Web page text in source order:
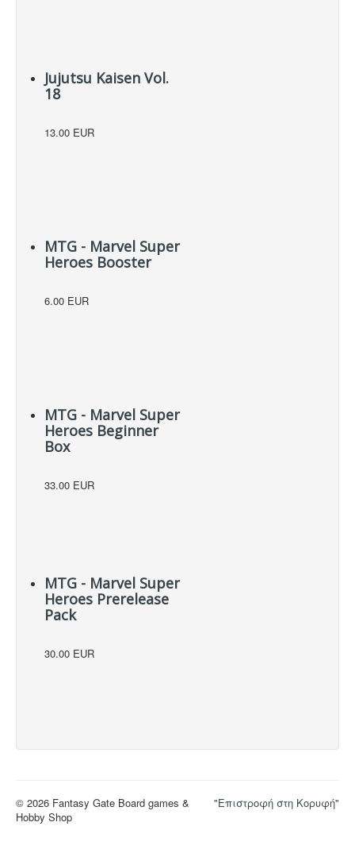
Jujutsu Kaisen Vol.
18
13.00 EUR
MTG - Marvel Super
Heroes Booster
6.00 EUR
MTG - Marvel Super
Heroes Beginner
Box
33.00 EUR
MTG - Marvel Super
Heroes Prerelease
Pack
30.00 EUR
"Επιστροφή στη Κορυφή"
© 2026 Fantasy Gate Board games &
Hobby Shop